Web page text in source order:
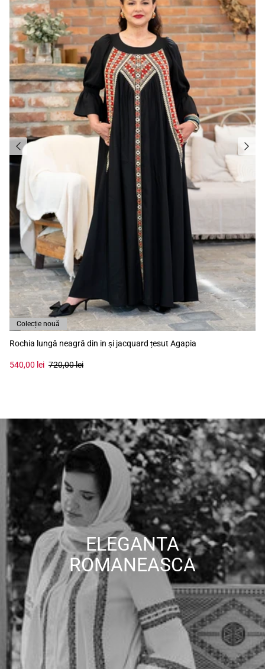
Colecție nouă
Rochia lungă neagră din in și jacquard țesut Agapia
540,00 lei 720,00 lei
ELEGANTA
ROMANEASCA